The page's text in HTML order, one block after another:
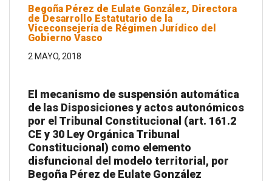
Begoña Pérez de Eulate González, Directora
de Desarrollo Estatutario de la
Viceconsejería de Régimen Jurídico del
Gobierno Vasco
2 MAYO, 2018
El mecanismo de suspensión automática
de las Disposiciones y actos autonómicos
por el Tribunal Constitucional (art. 161.2
CE y 30 Ley Orgánica Tribunal
Constitucional) como elemento
disfuncional del modelo territorial, por
Begoña Pérez de Eulate González